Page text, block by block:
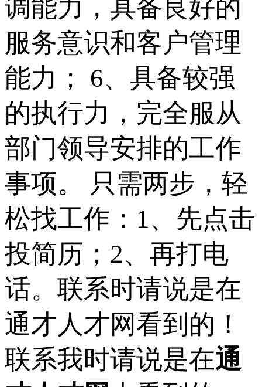
调能力，具备良好的
服务意识和客户管理
能力； 6、具备较强
的执行力，完全服从
部门领导安排的工作
事项。 只需两步，轻
松找工作：1、先点击
投简历；2、再打电
话。联系时请说是在
通才人才网看到的！
联系我时请说是在通